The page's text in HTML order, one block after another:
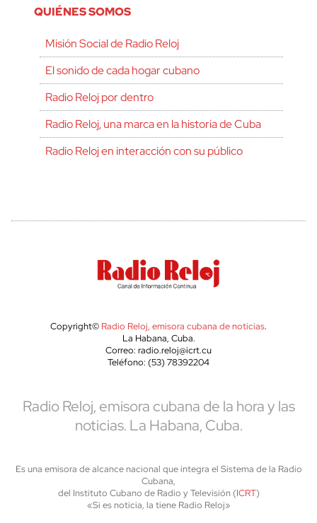
QUIÉNES SOMOS
Misión Social de Radio Reloj
El sonido de cada hogar cubano
Radio Reloj por dentro
Radio Reloj, una marca en la historia de Cuba
Radio Reloj en interacción con su público
Copyright© Radio Reloj, emisora cubana de noticias.
La Habana, Cuba.
Correo: radio.reloj@icrt.cu
Teléfono: (53) 78392204
Radio Reloj, emisora cubana de la hora y las
noticias. La Habana, Cuba.
Es una emisora de alcance nacional que integra el Sistema de la Radio
Cubana,
del Instituto Cubano de Radio y Televisión (ICRT)
«Si es noticia, la tiene Radio Reloj»